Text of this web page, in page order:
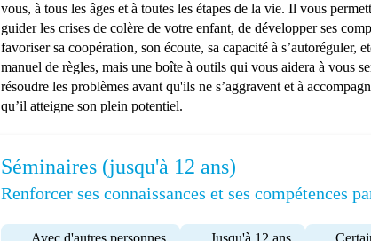
vous, à tous les âges et à toutes les étapes de la vie. Il vous
guider les crises de colère de votre enfant, de développer ses
favoriser sa coopération, son écoute, sa capacité à s’autoréguler,
manuel de règles, mais une boîte à outils qui vous aidera à vous
résoudre les problèmes avant qu'ils ne s’aggravent et à
qu’il atteigne son plein potentiel.
Séminaires (jusqu'à 12 ans)
Renforcer ses connaissances et ses compétences
Avec d'autres personnes Jusqu'à 12 ans